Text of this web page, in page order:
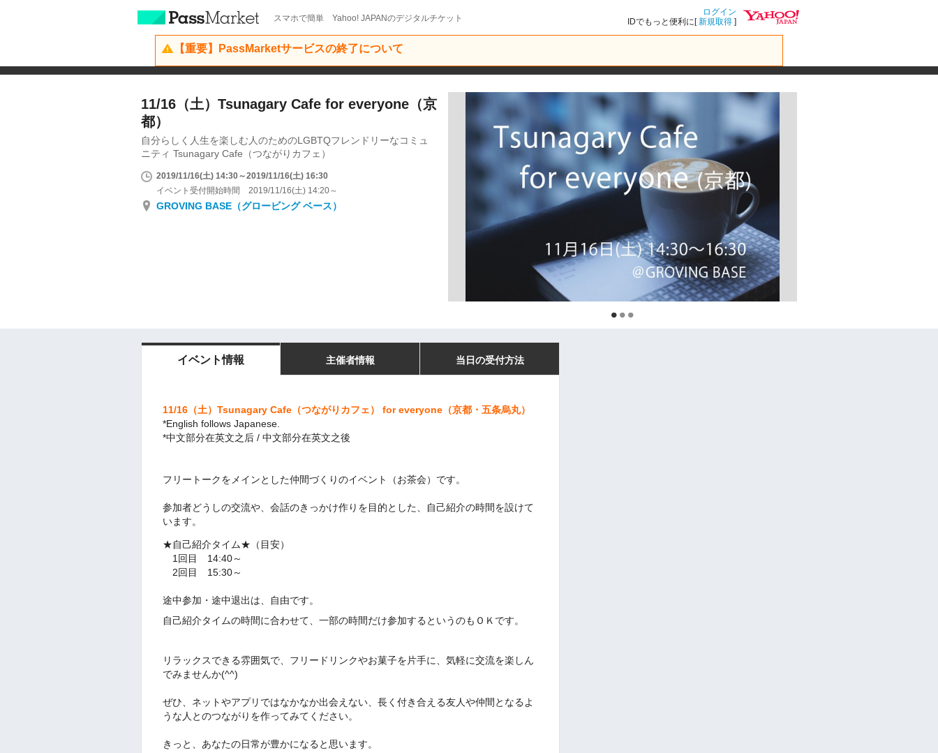
スマホで簡単 Yahoo! JAPANのデジタルチケット
ログイン
IDでもっと便利に[新規取得 ]
【重要】PassMarketサービスの終了について
11/16（土）Tsunagary Cafe for everyone（京
都）
自分らしく人生を楽しむ人のためのLGBTQフレンドリーなコミュ
ニティ Tsunagary Cafe（つながりカフェ）
2019/11/16(土) 14:30～2019/11/16(土) 16:30
イベント受付開始時間 2019/11/16(土) 14:20～
GROVING BASE（グロービング ベース）
イベント情報 主催者情報 当日の受付方法
11/16（土）Tsunagary Cafe （つながりカフェ） for everyone（京都・五条烏丸）
*English follows Japanese.
*中文部分在英文之后 / 中文部分在英文之後
フリートークを メインとした仲間づくりのイベント（お茶会）です。
参加者どうしの交流や、会話のきっかけ作りを目的とした、自己紹介の時間を設けて
います。
★自己紹介タイム★（目安）
1回目 14:40～
2回目 15:30～
途中参加・途中退出は、
自由です。
自己紹介タイムの時間に合わせて、一部の時間だけ参加するというのもＯＫです。
リラックスできる雰囲気で、フリードリンクやお菓子を片手に、気軽に交流を楽しん
でみませんか(^^)
ぜひ、ネットやアプリではなかなか出会えない、長く付き合える友人や仲間となるよ
うな人とのつながりを作ってみてください。
きっと、あなたの日常が豊かになると思います。